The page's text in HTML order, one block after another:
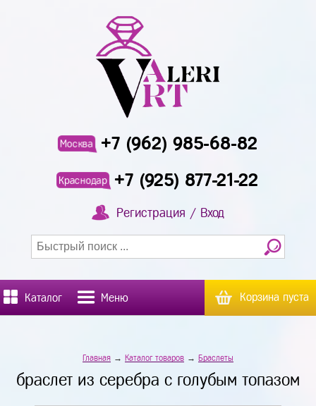
Москва +7 (962) 985-68-82
Краснодар +7 (925) 877-21-22
Регистрация / Вход
Каталог Меню Корзина пуста
Главная → Каталог товаров → Браслеты
браслет из серебра с голубым топазом